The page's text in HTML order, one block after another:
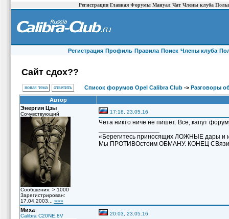
Регистрация Главная Форумы Мануал Чат Члены клуба
Регистрация Профиль Правила Поиск Члены клуба
Сайт сдох??
новая тема ответить Список форумов Opel Calibra Club-> Разговоры
Автор
Энергия Цзы
Сочувствующий
Сообщения: > 1000
Зарегистрирован:
17.04.2003... »»»
17:18, 23.05.16
Чета никто ниче не пишет. Все, капут
«Берегитесь приносящих ЛОЖНЫЕ дары
Мы ПРОТИВОстоим ОБМАНУ. КОНЕЦ
Миха
Calibra C20NE,8V 20:03, 23.05.16